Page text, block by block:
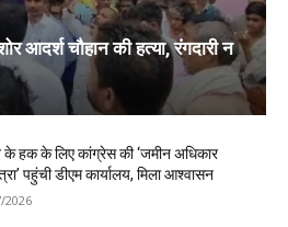
आदर्श चौहान की हत्या, रंगदारी न
के हक के लिए कांग्रेस की ‘जमीन अधिकार
पहुंची डीएम कार्यालय, मिला आश्वासन
2026